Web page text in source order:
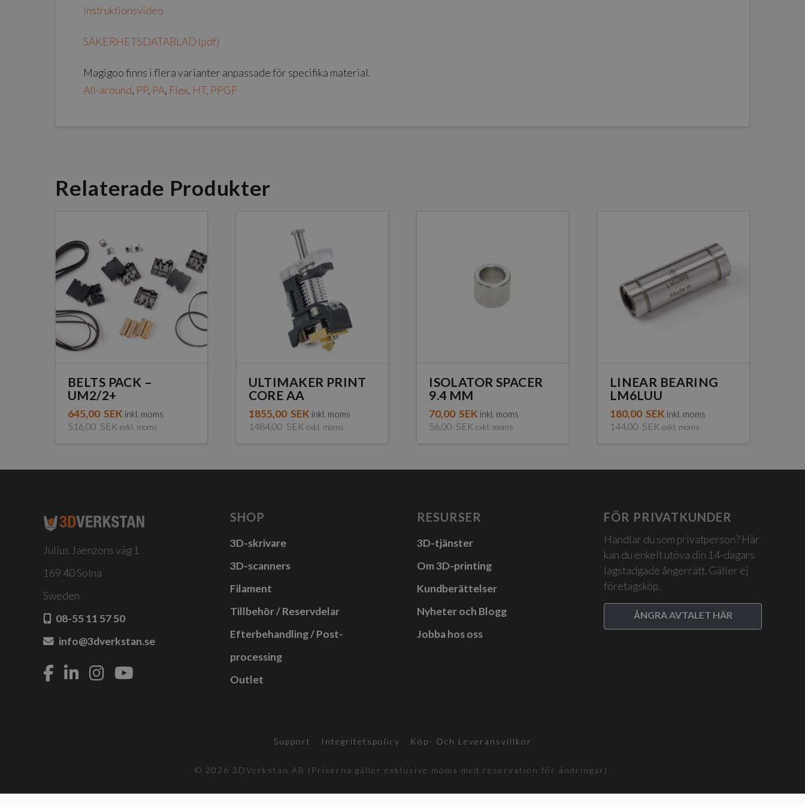
Instruktionsvideo
SÄKERHETSDATABLAD (pdf)
Magigoo finns i flera varianter anpassade för specifika material.
All-around, PP, PA, Flex, HT, PPGF
Relaterade Produkter
BELTS PACK –
UM2/2+
645,00 SEK inkl. moms
516,00 SEK exkl. moms
ULTIMAKER PRINT
CORE AA
1855,00 SEK inkl. moms
1484,00 SEK exkl. moms
produkten
varianter.
De
kan
väljas
på
ISOLATOR SPACER
9.4 MM
70,00 SEK inkl. moms
56,00 SEK exkl. moms
LINEAR BEARING
LM6LUU
180,00 SEK inkl. moms
144,00 SEK exkl. moms
Julius Jaenzons väg 1
169 40 Solna
Sweden
08-55 11 57 50
info@3dverkstan.se
SHOP
3D-skrivare
3D-scanners
Filament
Tillbehör / Reservdelar
Efterbehandling / Post-
processing
Outlet
RESURSER
3D-tjänster
Om 3D-printing
Kundberättelser
Nyheter och Blogg
Jobba hos oss
FÖR PRIVATKUNDER
Handlar du som privatperson? Här
kan du enkelt utöva din 14-dagars
lagstadgade ångerrätt. Gäller ej
företagsköp.
ÅNGRA AVTALET HÄR
Support Integritetspolicy Köp- Och Leveransvillkor
© 2026 3DVerkstan AB (Priserna gäller exklusive moms med reservation för ändringar).